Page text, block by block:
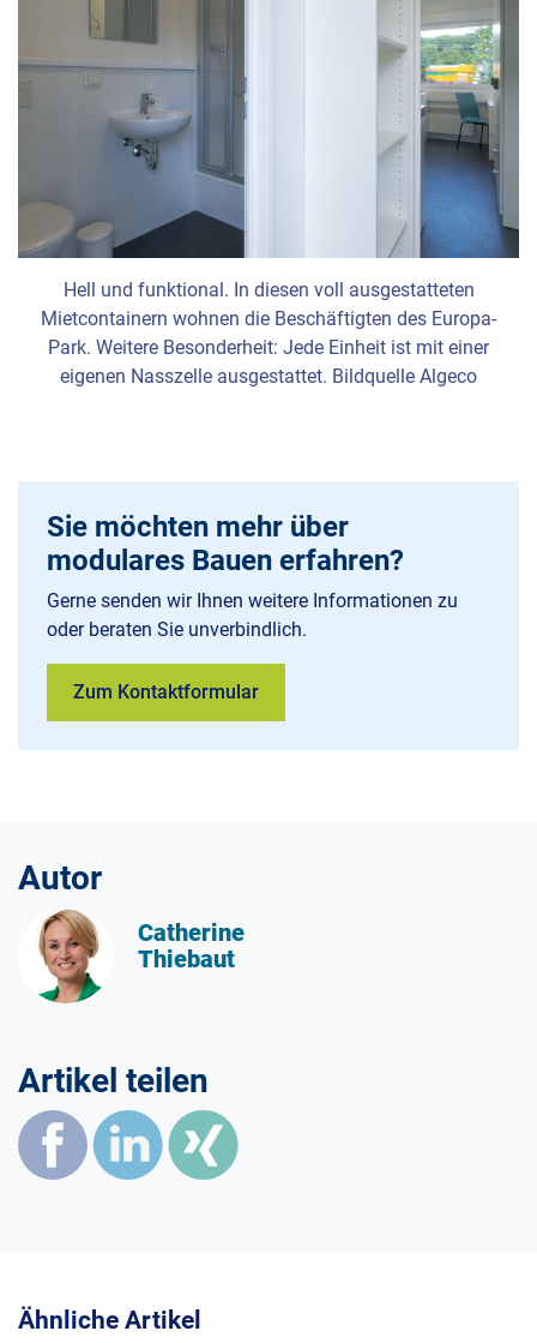
Hell und funktional. In diesen voll ausgestatteten
Mietcontainern wohnen die Beschäftigten des Europa-
Park. Weitere Besonderheit: Jede Einheit ist mit einer
eigenen Nasszelle ausgestattet. Bildquelle Algeco
Sie möchten mehr über
modulares Bauen erfahren?
Gerne senden wir Ihnen weitere Informationen zu
oder beraten Sie unverbindlich.
Zum Kontaktformular
Autor
Catherine
Thiebaut
Artikel teilen
Ähnliche Artikel